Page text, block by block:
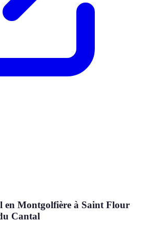
en Montgolfière à Saint Flour
Cantal